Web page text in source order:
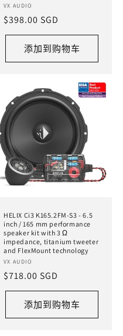
厂
商：
VX AUDIO
常
规
格
$398.00 SGD
添加到购物车
HELIX Ci3 K165.2FM-S3 - 6.5
inch / 165 mm performance
speaker kit with 3 Ω
impedance, titanium tweeter
and FlexMount technology
厂
商：
VX AUDIO
常
规
格
$718.00 SGD
添加到购物车